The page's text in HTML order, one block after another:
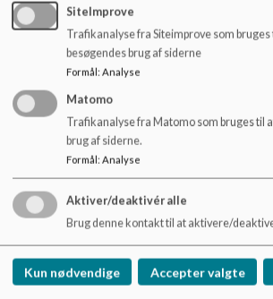
Har du spørgsmål til tilsynsrapporten, er
kontakte lederen. Du kan læse mere om
tilsyn på Københavns Kommunes
Pædagogisk tilsyn i dagtilbud |
Brønshøj Skole
Klintholmvej 5, 2700 Brønshøj
+45 33 66 48 68
EAN NR. 5798009378927
SiteImprove
Trafikanalyse fra Siteimprove som bruges
besøgendes brug af siderne
Formål : Analyse
Matomo
Trafikanalyse fra Matomo som bruges til
brug af siderne.
Formål: Analyse
Aktiver/deaktivér alle
Brug denne kontakt til at aktivere/
Kun nødvendige Accepter valgte